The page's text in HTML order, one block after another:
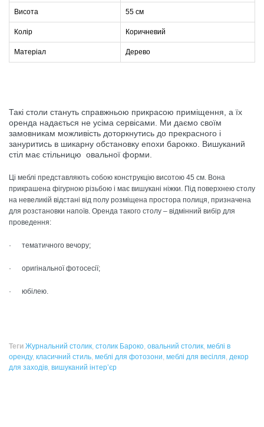
Висота 55 см
Колір Коричневий
Матеріал Дерево
Такі столи стануть справжньою прикрасою приміщення, а їх
оренда надається не усіма сервісами. Ми даємо своїм
замовникам можливість доторкнутись до прекрасного і
зануритись в шикарну обстановку епохи барокко. Вишуканий
стіл має стільницю овальної форми.
Ці меблі представляють собою конструкцію висотою 45 см. Вона
прикрашена фігурною різьбою і має вишукані ніжки. Під поверхнею столу
на невеликій відстані від полу розміщена простора полиця, призначена
для розстановки напоїв. Оренда такого столу – відмінний вибір для
проведення:
· тематичного вечору;
· оригінальної фотосесії;
· юбілею.
Теги Журнальний столик, столик Бароко, овальний столик, меблі в
оренду, класичний стиль, меблі для фотозони, меблі для весілля, декор
для заходів, вишуканий інтер’єр